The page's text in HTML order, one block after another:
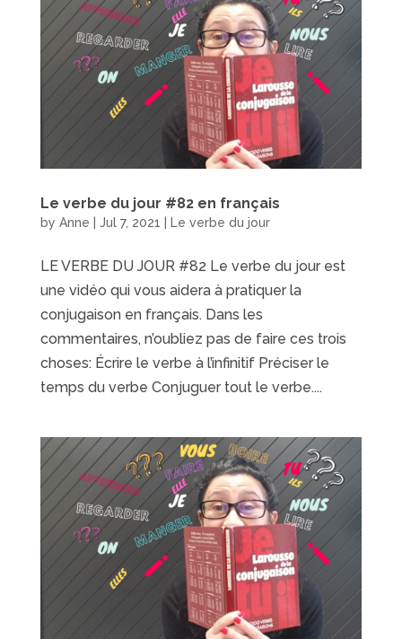
Le verbe du jour #82 en français
by Anne Jul 7, 2021 Le verbe du jour
LE VERBE DU JOUR #82 Le verbe du jour est
une vidéo qui vous aidera à pratiquer la
conjugaison en français. Dans les
commentaires, n’oubliez pas de faire ces trois
choses: Écrire le verbe à l’infinitif Préciser le
temps du verbe Conjuguer tout le verbe....